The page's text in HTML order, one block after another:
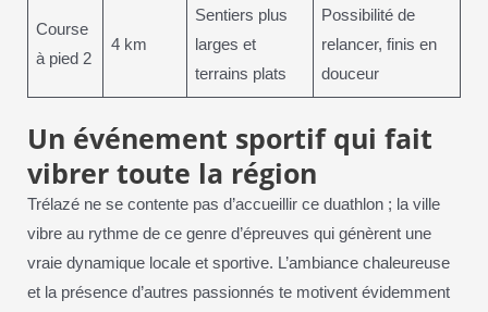
Course
à pied 2
4 km
Sentiers plus
larges et
terrains plats
Possibilité de
relancer, finis en
douceur
Un événement sportif qui fait
vibrer toute la région
Trélazé ne se contente pas d’accueillir ce duathlon ; la ville
vibre au rythme de ce genre d’épreuves qui génèrent une
vraie dynamique locale et sportive. L’ambiance chaleureuse
et la présence d’autres passionnés te motivent évidemment